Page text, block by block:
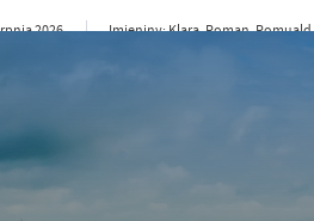
2026
Imieniny: Klara, Roman, Romuald